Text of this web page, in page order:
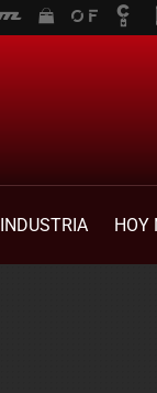
INDUSTRIA HOY